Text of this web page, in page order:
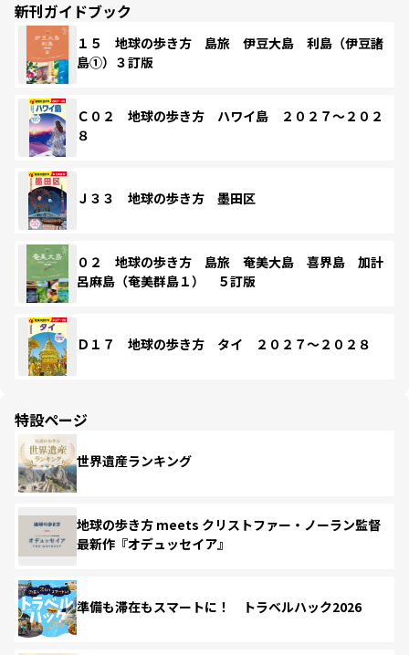
新刊ガイドブック
１５ 地球の歩き方 島旅 伊豆大島 利島（伊豆諸
島①）３訂版
Ｃ０２ 地球の歩き方 ハワイ島 ２０２７～２０２
８
Ｊ３３ 地球の歩き方 墨田区
０２ 地球の歩き方 島旅 奄美大島 喜界島 加計
呂麻島（奄美群島１） ５訂版
Ｄ１７ 地球の歩き方 タイ ２０２７～２０２８
特設ページ
世界遺産ランキング
地球の歩き方 meets クリストファー・ノーラン監督
最新作『オデュッセイア』
準備も滞在もスマートに！ トラベルハック2026